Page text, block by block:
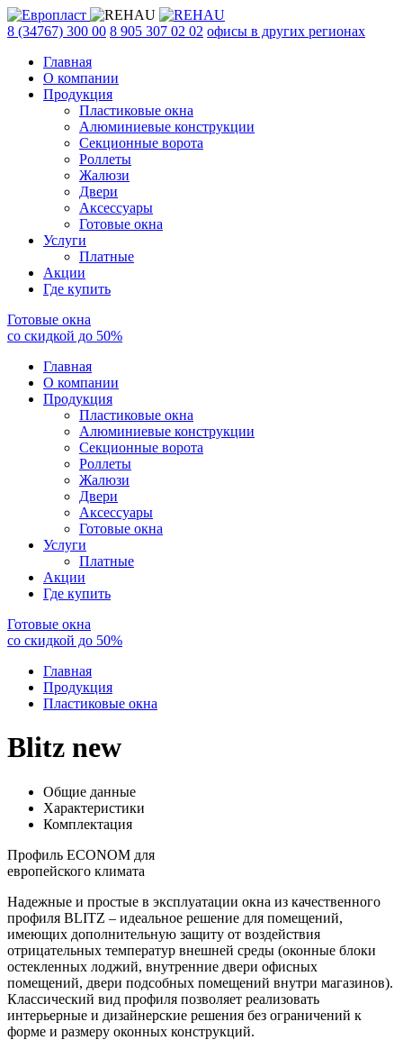
8 (34767) 300 00 8 905 307 02 02 офисы в других регионах
Главная
О компании
Продукция
Пластиковые окна
Алюминиевые конструкции
Секционные ворота
Роллеты
Жалюзи
Двери
Аксессуары
Готовые окна
Услуги
Платные
Акции
Где купить
Готовые окна
со скидкой до 50%
Главная
О компании
Продукция
Пластиковые окна
Алюминиевые конструкции
Секционные ворота
Роллеты
Жалюзи
Двери
Аксессуары
Готовые окна
Услуги
Платные
Акции
Где купить
Готовые окна
со скидкой до 50%
Главная
Продукция
Пластиковые окна
Blitz new
Общие данные
Характеристики
Комплектация
Профиль ECONOM для
европейского климата
Надежные и простые в эксплуатации окна из качественного
профиля BLITZ – идеальное решение для помещений,
имеющих дополнительную защиту от воздействия
отрицательных температур внешней среды (оконные блоки
остекленных лоджий, внутренние двери офисных
помещений, двери подсобных помещений внутри магазинов).
Классический вид профиля позволяет реализовать
интерьерные и дизайнерские решения без ограничений к
форме и размеру оконных конструкций.